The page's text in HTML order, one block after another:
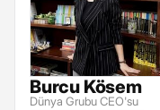
Burcu Kösem
Dünya Grubu CEO'su